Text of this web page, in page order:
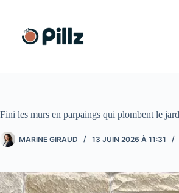
contenu
Fini les murs en parpaings qui plombent le
MARINE GIRAUD 13 JUIN 2026 À 11:31